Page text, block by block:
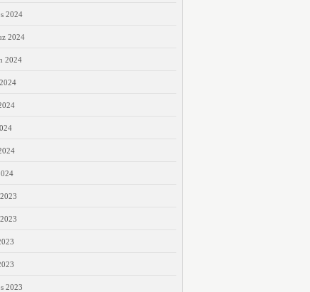
2024
2024
2024
2023